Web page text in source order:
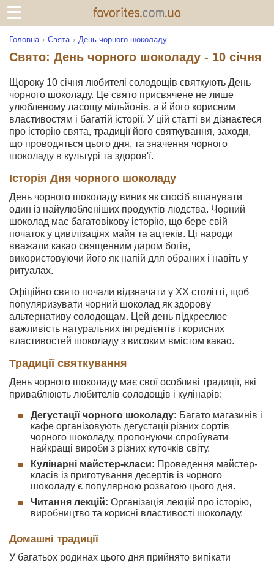
Головна Свята День чорного шоколаду
Свято: День чорного шоколаду - 10 січня
Щороку 10 січня любителі солодощів святкують День
чорного шоколаду. Це свято присвячене не лише
улюбленому ласощу мільйонів, а й його корисним
властивостям і багатій історії. У цій статті ви дізнаєтеся
про історію свята, традиції його святкування, заходи,
що проводяться цього дня, та значення чорного
шоколаду в культурі та здоров'ї.
Історія Дня чорного шоколаду
День чорного шоколаду виник як спосіб вшанувати
один із найулюбленіших продуктів людства. Чорний
шоколад має багатовікову історію, що бере свій
початок у цивілізаціях майя та ацтеків. Ці народи
вважали какао священним даром богів,
використовуючи його як напій для обраних і навіть у
ритуалах.
Офіційно свято почали відзначати у XX столітті, щоб
популяризувати чорний шоколад як здорову
альтернативу солодощам. Цей день підкреслює
важливість натуральних інгредієнтів і корисних
властивостей шоколаду з високим вмістом какао.
Традиції святкування
День чорного шоколаду має свої особливі традиції, які
приваблюють любителів солодощів і кулінарів:
Дегустації чорного шоколаду: Багато магазинів і
кафе організовують дегустації різних сортів
чорного шоколаду, пропонуючи спробувати
найкращі вироби з різних куточків світу.
Кулінарні майстер-класи: Проведення майстер-
класів із приготування десертів із чорного
шоколаду є популярною розвагою цього дня.
Читання лекцій: Організація лекцій про історію,
виробництво та корисні властивості шоколаду.
Домашні традиції
У багатьох родинах цього дня прийнято випікати